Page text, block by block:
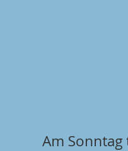
Am Sonntag